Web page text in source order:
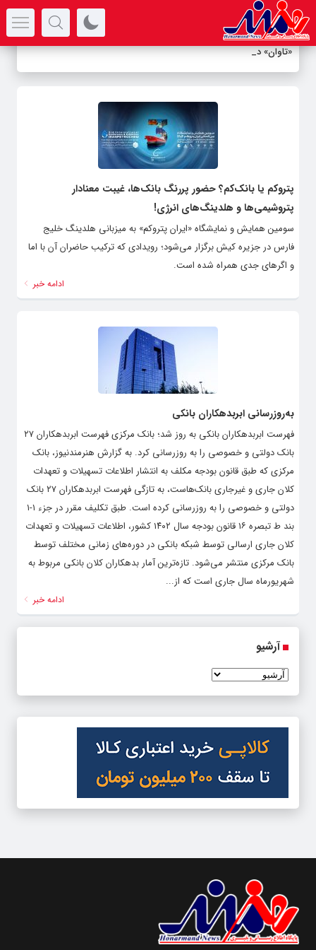
«تاوان» در پ-
پتروکم یا بانک‌کم؟ حضور پررنگ بانک‌ها، غیبت معنادار
پتروشیمی‌ها و هلدینگ‌های انرژی!
سومین همایش و نمایشگاه «ایران پتروکم» به میزبانی هلدینگ خلیج
فارس در جزیره کیش برگزار می‌شود؛ رویدادی که ترکیب حاضران آن با اما
و اگرهای جدی همراه شده است.
ادامه خبر
به‌روزرسانی ابربدهکاران بانکی
فهرست ابربدهکاران بانکی به روز شد؛ بانک مرکزی فهرست ابربدهکاران ۲۷
بانک دولتی و خصوصی را به روزرسانی کرد. به گزارش هنرمندنیوز، بانک
مرکزی که طبق قانون بودجه مکلف به انتشار اطلاعات تسهیلات و تعهدات
کلان جاری و غیرجاری بانک‌هاست، به تازگی فهرست ابربدهکاران ۲۷ بانک
دولتی و خصوصی را به روزرسانی کرده است. طبق تکلیف مقرر در جزء ۱‏‏‏‏-۱
بند ط تبصره ۱۶ قانون بودجه سال ۱۴۰۲ کشور، اطلاعات تسهیلات و تعهدات
کلان جاری ارسالی توسط شبکه بانکی در دوره‌های زمانی مختلف توسط
بانک مرکزی منتشر می‌شود. تازه‌ترین آمار بدهکاران کلان بانکی مربوط به
شهریورماه سال جاری است که از...
ادامه خبر
آرشیو